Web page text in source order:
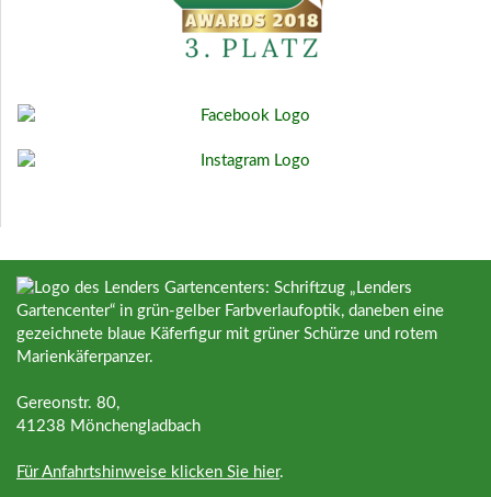
Gereonstr. 80,
41238 Mönchengladbach
Für Anfahrtshinweise klicken Sie hier.